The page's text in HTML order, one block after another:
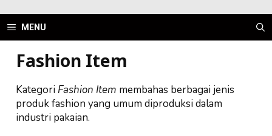
contentMENU
Fashion Item
Kategori Fashion Item membahas berbagai jenis
produk fashion yang umum diproduksi dalam
industri pakaian.